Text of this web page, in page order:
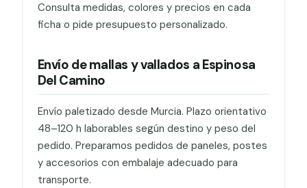
Consulta medidas, colores y precios en cada
ficha o pide presupuesto personalizado.
Envío de mallas y vallados a Espinosa
Del Camino
Envío paletizado desde Murcia. Plazo orientativo
48–120 h laborables según destino y peso del
pedido. Preparamos pedidos de paneles, postes
y accesorios con embalaje adecuado para
transporte.